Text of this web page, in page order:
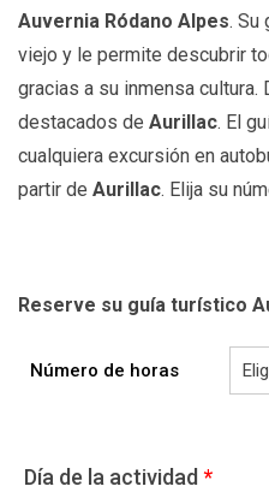
Auvernia Ródano Alpes. Su
viejo y le permite descubrir
gracias a su inmensa
destacados de Aurillac. El
cualquiera excursión en
partir de Aurillac. Elija su
Reserve su guía turístico
Número de horas
Día de la actividad*